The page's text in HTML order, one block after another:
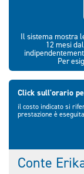
Il sistema mostra
12 mesi
Per
Click sull'orario
il costo indicato si
prestazione è
Conte